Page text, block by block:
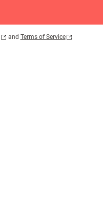
and Terms of Service